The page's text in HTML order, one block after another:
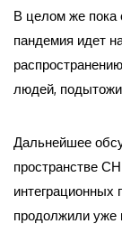
В целом же пока
пандемия идет
людей,
Дальнейшее
пространстве
продолжили уже